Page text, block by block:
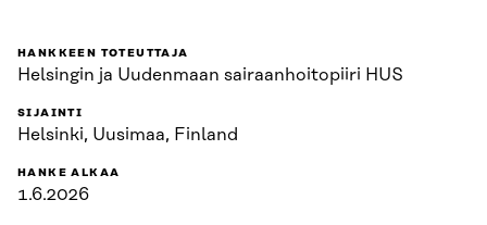
HANKKEEN TOTEUTTAJA
Helsingin ja Uudenmaan sairaanhoitopiiri HUS
SIJAINTI
Helsinki, Uusimaa, Finland
HANKE ALKAA
1.6.2026